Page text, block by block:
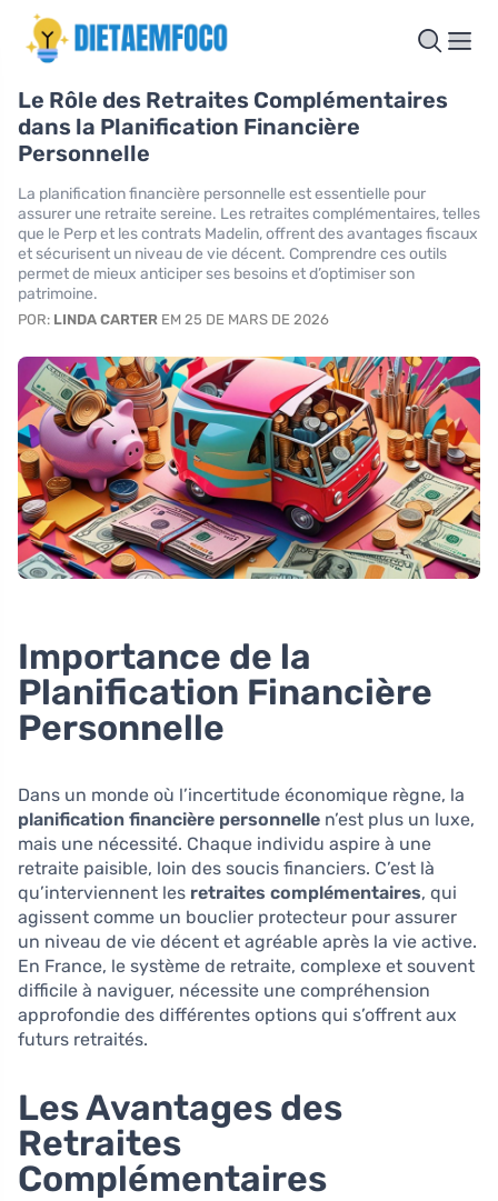
Le Rôle des Retraites Complémentaires
dans la Planification Financière
Personnelle
La planification financière personnelle est essentielle pour
assurer une retraite sereine. Les retraites complémentaires, telles
que le Perp et les contrats Madelin, offrent des avantages fiscaux
et sécurisent un niveau de vie décent. Comprendre ces outils
permet de mieux anticiper ses besoins et d’optimiser son
patrimoine.
POR: LINDA CARTER EM 25 DE MARS DE 2026
Importance de la
Planification Financière
Personnelle
Dans un monde où l’incertitude économique règne, la
planification financière personnelle n’est plus un luxe,
mais une nécessité. Chaque individu aspire à une
retraite paisible, loin des soucis financiers. C’est là
qu’interviennent les retraites complémentaires, qui
agissent comme un bouclier protecteur pour assurer
un niveau de vie décent et agréable après la vie active.
En France, le système de retraite, complexe et souvent
difficile à naviguer, nécessite une compréhension
approfondie des différentes options qui s’offrent aux
futurs retraités.
Les Avantages des
Retraites
Complémentaires